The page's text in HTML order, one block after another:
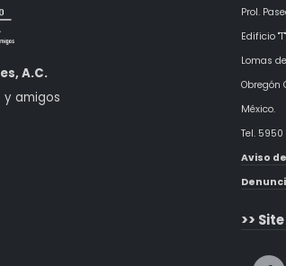
A.C.
y amigos
Prol.
Edificio
Lomas
Obregón
México.
Tel. 5950
Aviso
>>